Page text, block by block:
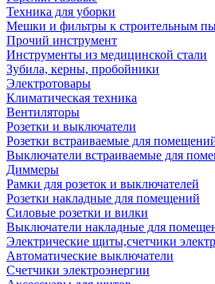
Техника для уборки
Мешки и фильтры к строительным
Прочий инструмент
Инструменты из медицинской стали
Зубила, керны, пробойники
Электротовары
Климатическая техника
Вентиляторы
Розетки и выключатели
Розетки встраиваемые для
Выключатели встраиваемые для
Диммеры
Рамки для розеток и выключателей
Розетки накладные для помещений
Силовые розетки и вилки
Выключатели накладные для
Электрические щиты,счетчики
Автоматические выключатели
Счетчики электроэнергии